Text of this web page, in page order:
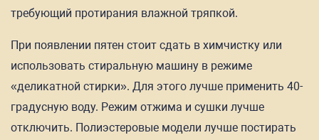
требующий протирания влажной тряпкой.
При появлении пятен стоит сдать в химчистку или
использовать стиральную машину в режиме
«деликатной стирки». Для этого лучше применить 40-
градусную воду. Режим отжима и сушки лучше
отключить. Полиэстеровые модели лучше постирать